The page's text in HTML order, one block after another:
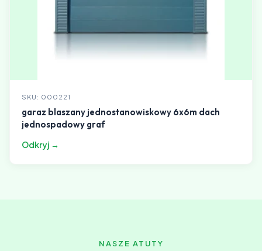
SKU: 000221
garaz blaszany jednostanowiskowy 6x6m dach
jednospadowy graf
Odkryj →
NASZE ATUTY